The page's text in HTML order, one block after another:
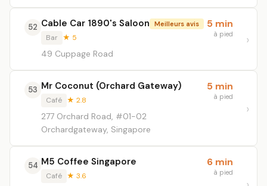
52 Cable Car 1890's Saloon Meilleurs avis
Bar ★ 5
49 Cuppage Road
5 min
à pied
53 Mr Coconut (Orchard Gateway)
Café ★ 2.8
277 Orchard Road, #01-02
Orchardgateway, Singapore
5 min
à pied
54 M5 Coffee Singapore
Café ★ 3.6
6 min
à pied